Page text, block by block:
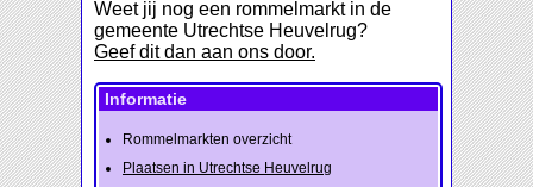
Weet jij nog een rommelmarkt in de
gemeente Utrechtse Heuvelrug?
Geef dit dan aan ons door.
Informatie
Rommelmarkten overzicht
Plaatsen in Utrechtse Heuvelrug